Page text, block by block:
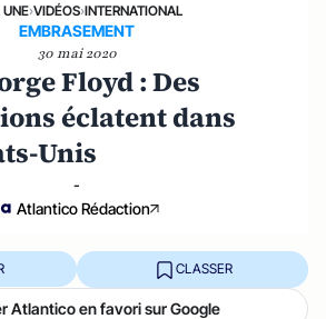
›VIDÉOS›INTERNATIONAL
EMBRASEMENT
30 mai 2020
Floyd : Des
éclatent dans
Unis
-
Atlantico Rédaction
CLASSER
Atlantico en favori sur Google